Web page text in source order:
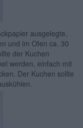
ausgelegte,
und im Ofen ca. 30
der Kuchen
werden, einfach mit
Der Kuchen sollte